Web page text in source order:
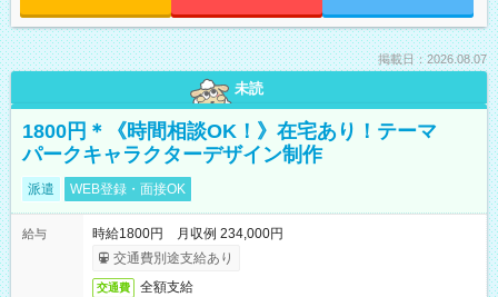
掲載日：2026.08.07
未読
1800円＊《時間相談OK！》在宅あり！テーマ
パークキャラクターデザイン制作
派遣 WEB登録・面接OK
給与
時給1800円 月収例 234,000円
交通費別途支給あり
交通費 全額支給